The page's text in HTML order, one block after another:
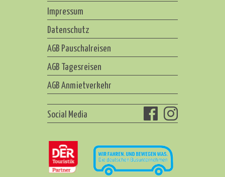
Impressum
Datenschutz
AGB Pauschalreisen
AGB Tagesreisen
AGB Anmietverkehr
Social Media